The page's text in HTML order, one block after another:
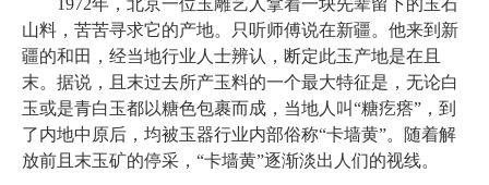
1972年，北京一位玉雕艺人拿着一块先辈留下的玉石
山料，苦苦寻求它的产地。只听师傅说在新疆。他来到新
疆的和田，经当地行业人士辨认，断定此玉产地是在且
末。据说，且末过去所产玉料的一个最大特征是，无论白
玉或是青白玉都以糖色包裹而成，当地人叫“糖疙瘩”，到
了内地中原后，均被玉器行业内部俗称“卡墙黄”。随着解
放前且末玉矿的停采，“卡墙黄”逐渐淡出人们的视线。